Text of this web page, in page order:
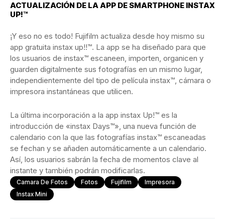
ACTUALIZACIÓN DE LA APP DE SMARTPHONE INSTAX
UP!™
¡Y eso no es todo! Fujifilm actualiza desde hoy mismo su
app gratuita instax up!!™. La app se ha diseñado para que
los usuarios de instax™ escaneen, importen, organicen y
guarden digitalmente sus fotografías en un mismo lugar,
independientemente del tipo de película instax™, cámara o
impresora instantáneas que utilicen.
La última incorporación a la app instax Up!™ es la
introducción de «instax Days™», una nueva función de
calendario con la que las fotografías instax™ escaneadas
se fechan y se añaden automáticamente a un calendario.
Así, los usuarios sabrán la fecha de momentos clave al
instante y también podrán modificarlas.
Camara De Fotos Fotos Fujifilm
Impresora
Instax Mini